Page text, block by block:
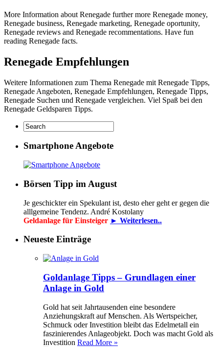
More Information about Renegade further more Renegade money,
Renegade business, Renegade marketing, Renegade oportunity,
Renegade reviews and Renegade recommentations. Have fun
reading Renegade facts.
Renegade Empfehlungen
Weitere Informationen zum Thema Renegade mit Renegade Tipps,
Renegade Angeboten, Renegade Empfehlungen, Renegade Tipps,
Renegade Suchen und Renegade vergleichen. Viel Spaß bei den
Renegade Geldsparen Tipps.
Smartphone Angebote
Börsen Tipp im August
Je geschickter ein Spekulant ist, desto eher geht er gegen die
alllgemeine Tendenz. André Kostolany
Geldanlage für Einsteiger ► Weiterlesen..
Neueste Einträge
Goldanlage Tipps – Grundlagen einer
Anlage in Gold
Gold hat seit Jahrtausenden eine besondere
Anziehungskraft auf Menschen. Als Wertspeicher,
Schmuck oder Investition bleibt das Edelmetall ein
faszinierendes Anlageobjekt. Doch was macht Gold als
Investition Read More »